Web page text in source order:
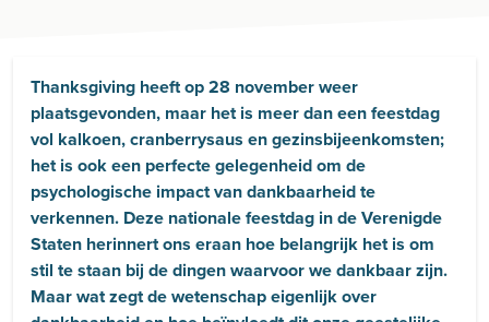
Thanksgiving heeft op 28 november weer
plaatsgevonden, maar het is meer dan een feestdag
vol kalkoen, cranberrysaus en gezinsbijeenkomsten;
het is ook een perfecte gelegenheid om de
psychologische impact van dankbaarheid te
verkennen. Deze nationale feestdag in de Verenigde
Staten herinnert ons eraan hoe belangrijk het is om
stil te staan bij de dingen waarvoor we dankbaar zijn.
Maar wat zegt de wetenschap eigenlijk over